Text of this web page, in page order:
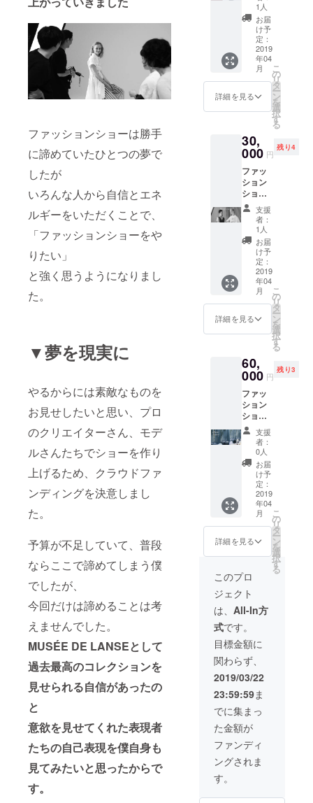
ファッションショーは勝手
に諦めていたひとつの夢で
したが
いろんな人から自信とエネ
ルギーをいただくことで、
「ファッションショーをや
りたい」
と強く思うようになりまし
た。
▼夢を現実に
やるからには素敵なものを
お見せしたいと思い、プロ
のクリエイターさん、モデ
ルさんたちでショーを作り
上げるため、クラウドファ
ンディングを決意しまし
た。
予算が不足していて、普段
ならここで諦めてしまう僕
でしたが、
今回だけは諦めることは考
えませんでした。
MUSÉE DE LANSEとして
過去最高のコレクションを
見せられる自信があったの
と
意欲を見せてくれた表現者
たちの自己表現を僕自身も
見てみたいと思ったからで
す。
+トート
バッグ
+ステッ
カー
+デザイ
ナー直
筆デザ
イン画
原画(額
入) ＊
トート
の刺繍
のカ
ラーは
オプ
ション
で選べ
ます。
1人
お届
け予
定：
2019
年04
月
詳細を見る
こ
の
リ
タ
ー
ン
を
選
択
す
る
30,
000 円
残り4
ファッ
ション
ショー
へのご
招待
+トート
バッグ
+ステッ
カー
+アーカ
イブ/サ
ンプル
+デザイ
ナー直
筆デザ
イン画
入) +デ
ザイン
解説会
へのご
参加 ＊
トート
バッグ
の刺繍
のカ
ラーは
オプ
ション
で選べ
ます。
支援
者：
1人
お届
け予
定：
2019
年04
月
詳細を見る
こ
の
リ
タ
ー
ン
を
選
択
す
る
60,
000 円
残り3
ファッ
ション
ショー
へのご
招待
+トート
バッグ
+ステッ
カー
+アーカ
イブ/サ
ンプル
+デザイ
ナー直
筆デザ
イン画
原画(額
入) +デ
ザイン
解説会
へのご
参加
+デザイ
ナーと
デニム
の産地
岡山の
デニム
生地工
場を見
学 2日
間(交通
費・宿
泊費別
バッグ
支援
者：
0人
お届
け予
定：
2019
年04
月
詳細を見る
こ
の
リ
タ
ー
ン
を
選
択
す
る
このプロ
ジェクト
は、 All-In方
式です。
目標金額に
関わらず、
2019/03/22
23:59:59ま
でに集まっ
た金額が
ファンディ
ングされま
す。